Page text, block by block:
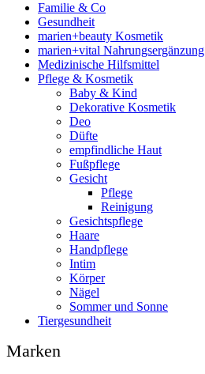
Familie & Co
Gesundheit
marien+beauty Kosmetik
marien+vital Nahrungsergänzung
Medizinische Hilfsmittel
Pflege & Kosmetik
Baby & Kind
Dekorative Kosmetik
Deo
Düfte
empfindliche Haut
Fußpflege
Gesicht
Pflege
Reinigung
Gesichtspflege
Haare
Handpflege
Intim
Körper
Nägel
Sommer und Sonne
Tiergesundheit
Marken